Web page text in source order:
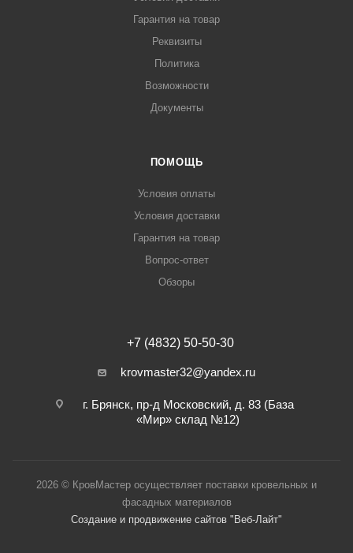
Гарантия на товар
Реквизиты
Политика
Возможности
Документы
ПОМОЩЬ
Условия оплаты
Условия доставки
Гарантия на товар
Вопрос-ответ
Обзоры
+7 (4832) 50-50-30
krovmaster32@yandex.ru
г. Брянск, пр-д Московский, д. 83 (База
«Мир» склад №12)
2026 © КровМастер осуществляет поставки кровельных и
фасадных материалов
Создание и продвижение сайтов "Веб-Лайт"